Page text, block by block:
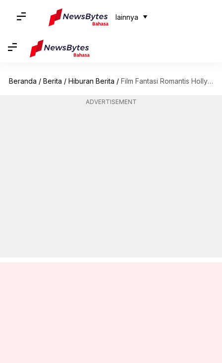
lainnya
Beranda / Berita / Hiburan Berita / Film Fantasi Romantis Hollywood Terbaik Yang Wajib Anda Tonton
ADVERTISEMENT